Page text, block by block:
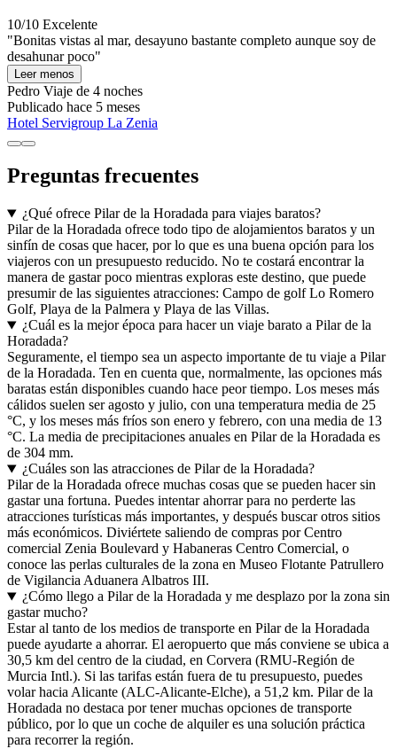
10/10 Excelente
"Bonitas vistas al mar, desayuno bastante completo aunque soy de
desahunar poco"
Leer menos
Pedro Viaje de 4 noches
Publicado hace 5 meses
Hotel Servigroup La Zenia
Preguntas frecuentes
¿Qué ofrece Pilar de la Horadada para viajes baratos?
Pilar de la Horadada ofrece todo tipo de alojamientos baratos y un
sinfín de cosas que hacer, por lo que es una buena opción para los
viajeros con un presupuesto reducido. No te costará encontrar la
manera de gastar poco mientras exploras este destino, que puede
presumir de las siguientes atracciones: Campo de golf Lo Romero
Golf, Playa de la Palmera y Playa de las Villas.
¿Cuál es la mejor época para hacer un viaje barato a Pilar de la
Horadada?
Seguramente, el tiempo sea un aspecto importante de tu viaje a Pilar
de la Horadada. Ten en cuenta que, normalmente, las opciones más
baratas están disponibles cuando hace peor tiempo. Los meses más
cálidos suelen ser agosto y julio, con una temperatura media de 25
°C, y los meses más fríos son enero y febrero, con una media de 13
°C. La media de precipitaciones anuales en Pilar de la Horadada es
de 304 mm.
¿Cuáles son las atracciones de Pilar de la Horadada?
Pilar de la Horadada ofrece muchas cosas que se pueden hacer sin
gastar una fortuna. Puedes intentar ahorrar para no perderte las
atracciones turísticas más importantes, y después buscar otros sitios
más económicos. Diviértete saliendo de compras por Centro
comercial Zenia Boulevard y Habaneras Centro Comercial, o
conoce las perlas culturales de la zona en Museo Flotante Patrullero
de Vigilancia Aduanera Albatros III.
¿Cómo llego a Pilar de la Horadada y me desplazo por la zona sin
gastar mucho?
Estar al tanto de los medios de transporte en Pilar de la Horadada
puede ayudarte a ahorrar. El aeropuerto que más conviene se ubica a
30,5 km del centro de la ciudad, en Corvera (RMU-Región de
Murcia Intl.). Si las tarifas están fuera de tu presupuesto, puedes
volar hacia Alicante (ALC-Alicante-Elche), a 51,2 km. Pilar de la
Horadada no destaca por tener muchas opciones de transporte
público, por lo que un coche de alquiler es una solución práctica
para recorrer la región.